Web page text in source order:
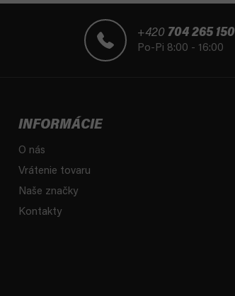
+420 704 265 150
Po-Pi 8:00 - 16:00
INFORMÁCIE
O nás
Vrátenie tovaru
Naše značky
Kontakty